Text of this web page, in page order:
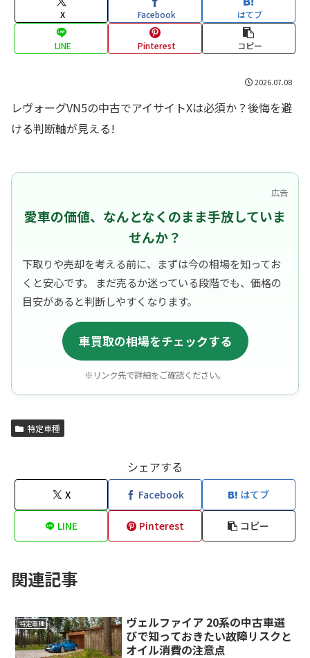
X Facebook はてブ
LINE Pinterest コピー
2026.07.08
レヴォーグVN5の中古でアイサイトXは必須か？後悔を避
ける判断軸が見える!
広告
愛車の価値、なんとなくのまま手放していま
せんか？
下取りや売却を考える前に、まずは今の相場を知ってお
くと安心です。 まだ売るか迷っている段階でも、価格の
目安があると判断しやすくなります。
車買取の相場をチェックする
※リンク先で詳細をご確認ください。
特定車種
シェアする
X Facebook はてブ
LINE Pinterest コピー
関連記事
特定車種
ヴェルファイア 20系の中古車選
びで知っておきたい故障リスクと
オイル消費の注意点